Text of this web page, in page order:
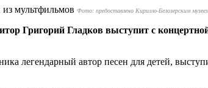
Фото: предоставлено Кирилло-Белозерским
Григорий Гладков выступит с
легендарный автор песен для детей,